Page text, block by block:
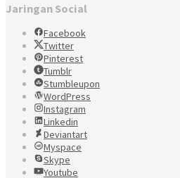
Jaringan Social
Facebook
Twitter
Pinterest
Tumblr
Stumbleupon
WordPress
Instagram
Linkedin
Deviantart
Myspace
Skype
Youtube